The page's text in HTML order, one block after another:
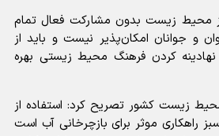
محیط زیست بدون مشارکت فعال تمام
و جوانان امکان‌پذیر نیست و باید از
کردن فرهنگ محیط زیستی بهره
زیست کشور تصریح کرد: استفاده از
راهکاری موثر برای بازچرخانی آب است